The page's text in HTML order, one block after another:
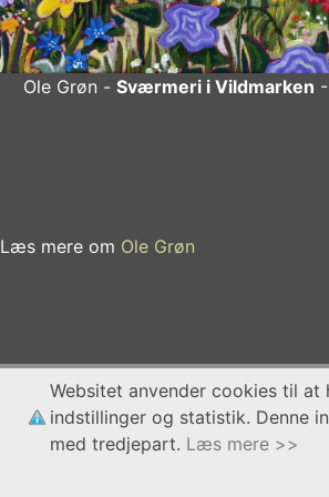
Ole Grøn - Sværmeri i Vildmarken
Læs mere om Ole Grøn
Websitet anvender cookies til at
indstillinger og statistik. Denne
med tredjepart. Læs mere >>